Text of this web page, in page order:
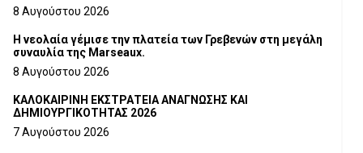
8 Αυγούστου 2026
Η νεολαία γέμισε την πλατεία των Γρεβενών στη μεγάλη
συναυλία της Marseaux.
8 Αυγούστου 2026
ΚΑΛΟΚΑΙΡΙΝΗ ΕΚΣΤΡΑΤΕΙΑ ΑΝΑΓΝΩΣΗΣ ΚΑΙ
ΔΗΜΙΟΥΡΓΙΚΟΤΗΤΑΣ 2026
7 Αυγούστου 2026